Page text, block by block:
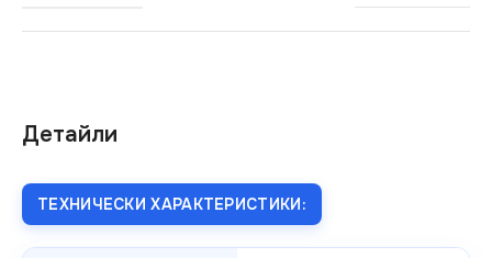
Детайли
ТЕХНИЧЕСКИ ХАРАКТЕРИСТИКИ: